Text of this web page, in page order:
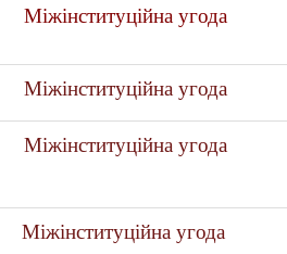
Міжінституційна угода
Міжінституційна угода
Міжінституційна угода
Міжінституційна угода